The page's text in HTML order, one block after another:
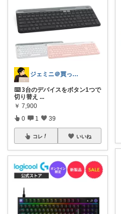
ジェミニ＠買って後悔しないガジェット部屋
⌨️ 3台のデバイスをボタン1つで
切り替え ...
￥ 7,900
0 1 39
コレ いいね